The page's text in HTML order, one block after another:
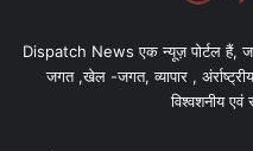
Dispatch News एक न्यूज़ पोर्टल हैं,
जगत ,खेल -जगत, व्यापार ,
विश्वशनीय